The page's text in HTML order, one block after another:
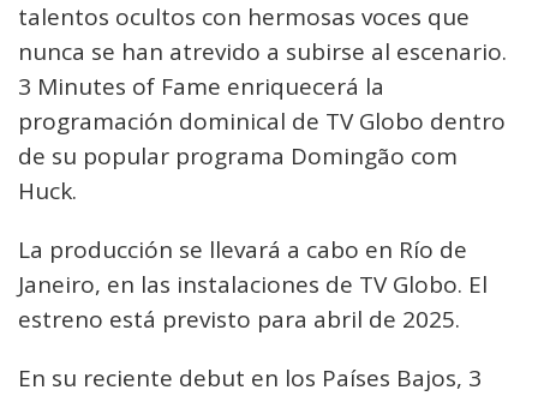
talentos ocultos con hermosas voces que
nunca se han atrevido a subirse al escenario.
3 Minutes of Fame enriquecerá la
programación dominical de TV Globo dentro
de su popular programa Domingão com
Huck.
La producción se llevará a cabo en Río de
Janeiro, en las instalaciones de TV Globo. El
estreno está previsto para abril de 2025.
En su reciente debut en los Países Bajos, 3